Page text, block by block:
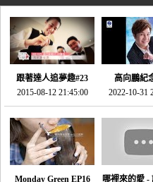
跟著達人追夢趣#23
promo-我想開間咖啡
館(謝佳凌)
2015-08-12 21:45:00
高向鵬紀
2022-10-31
Monday Green EP16
哪裡來的愛 -